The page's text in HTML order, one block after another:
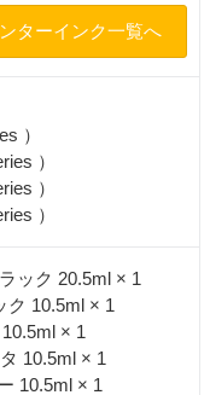
ターインク一覧へ
）
）
）
）
ック 20.5ml × 1
ク 10.5ml × 1
× 1
10.5ml × 1
10.5ml × 1